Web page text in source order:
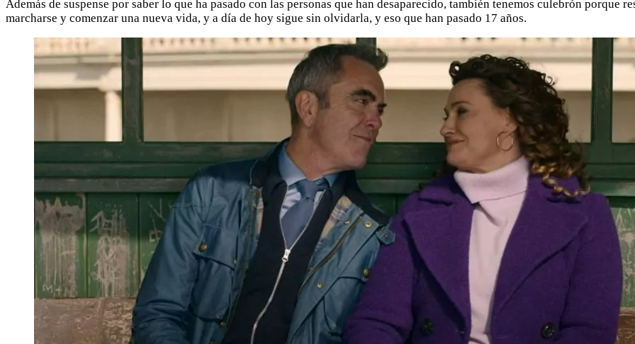
Además de suspense por saber lo que ha pasado con las personas que han desaparecido, también tenemos culebrón porque
marcharse y comenzar una nueva vida, y a día de hoy sigue sin olvidarla, y eso que han pasado 17 años.